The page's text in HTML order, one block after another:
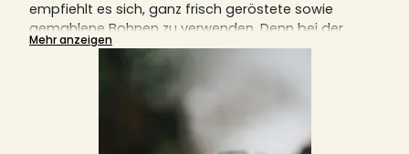
empfiehlt es sich, ganz frisch geröstete sowie
gemahlene Bohnen zu verwenden. Denn bei der
Zubereitung von Espresso kommt es auf die Details
an, die alle den Geschmack in der Tasse maßgeblich
Entdecken Sie hier unsere exquisite Auswahl und
Mehr anzeigen